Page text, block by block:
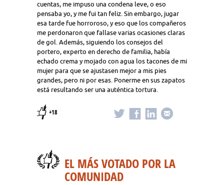
cuentas, me impuso una condena leve, o eso
pensaba yo, y me fui tan feliz. Sin embargo, jugar
esa tarde fue horroroso, y eso que los compañeros
me perdonaron que fallase varias ocasiones claras
de gol. Además, siguiendo los consejos del
portero, experto en derecho de familia, había
echado crema y mojado con agua los tacones de mi
mujer para que se ajustasen mejor a mis pies
grandes, pero ni por esas. Ponerme en sus zapatos
está resultando ser una auténtica tortura.
+18
EL MÁS VOTADO POR LA
COMUNIDAD